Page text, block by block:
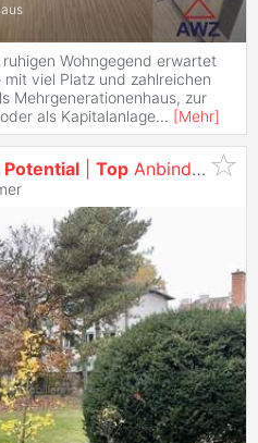
Wohngegend erwartet
viel Platz und zahlreichen
Mehrgenerationenhaus, zur
als Kapitalanlage... [Mehr]
Potential Top Anbindung!!